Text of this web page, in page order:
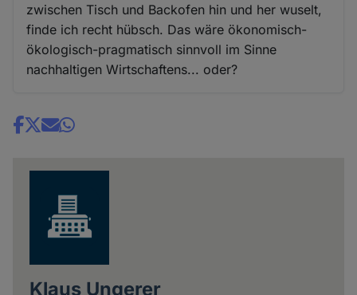
zwischen Tisch und Backofen hin und her wuselt,
finde ich recht hübsch. Das wäre ökonomisch-
ökologisch-pragmatisch sinnvoll im Sinne
nachhaltigen Wirtschaftens... oder?
Share
Klaus Ungerer